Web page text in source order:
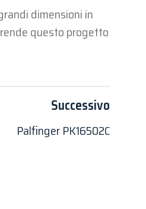
dimensioni in
questo progetto
Successivo
Palfinger PK16502C